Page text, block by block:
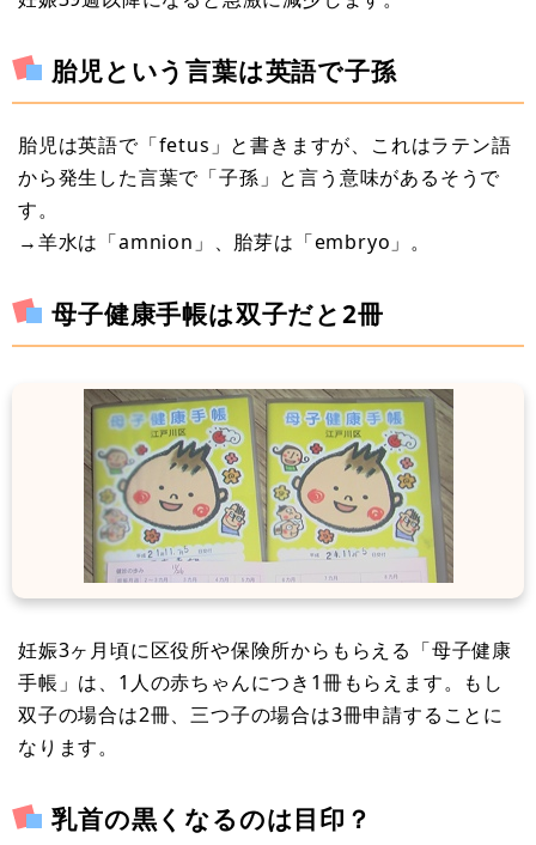
胎児という言葉は英語で子孫
胎児は英語で「fetus」と書きますが、これはラテン語
から発生した言葉で「子孫」と言う意味があるそうで
す。
→羊水は「amnion」、胎芽は「embryo」。
母子健康手帳は双子だと2冊
妊娠3ヶ月頃に区役所や保険所からもらえる「母子健康
手帳」は、1人の赤ちゃんにつき1冊もらえます。もし
双子の場合は2冊、三つ子の場合は3冊申請することに
なります。
乳首の黒くなるのは目印？